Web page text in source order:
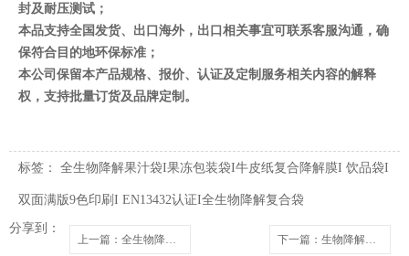
封及耐压测试；
本品支持全国发货、出口海外，出口相关事宜可联系客服沟通，确
保符合目的地环保标准；
本公司保留本产品规格、报价、认证及定制服务相关内容的解释
权，支持批量订货及品牌定制。
标签： 全生物降解果汁袋I果冻包装袋I牛皮纸复合降解膜I 饮品袋I
双面满版9色印刷I EN13432认证I全生物降解复合袋
分享到：
上一篇 ：全生物降解破坏性胶条自粘袋 满版印刷细银 化妆品包装袋 下一篇 ：生物降解拉链贴骨密封袋 PLA+PBAT 可堆肥服装包装袋